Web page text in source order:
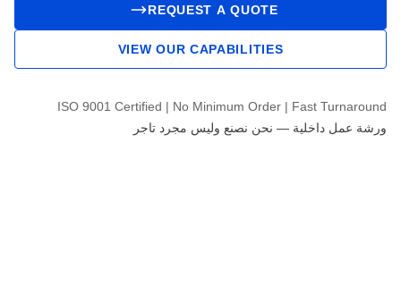
REQUEST A QUOTE
VIEW OUR CAPABILITIES
ISO 9001 Certified | No Minimum Order | Fast Turnaround
ورشة عمل داخلية — نحن نصنع وليس مجرد تاجر